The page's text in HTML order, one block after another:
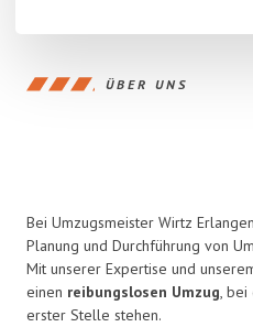
ÜBER UNS
Bei Umzugsmeister Wirtz
Planung und Durchführung von
Mit unserer Expertise und
einen reibungslosen Umzug, bei
erster Stelle stehen.